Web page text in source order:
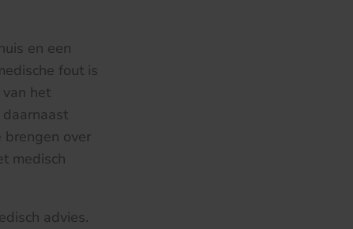
en een
fout is
het
brengen over
medisch
advies.